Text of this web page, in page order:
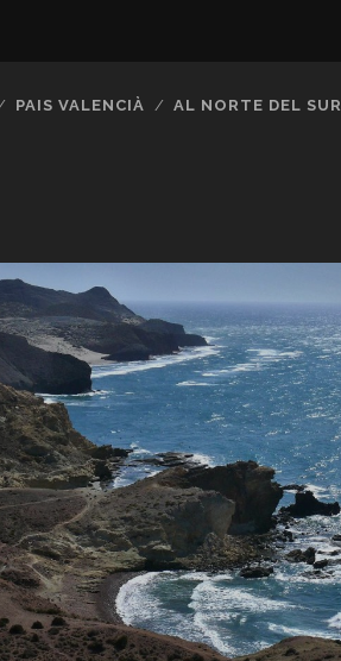
PAIS VALENCIÀ AL NORTE DEL SUR